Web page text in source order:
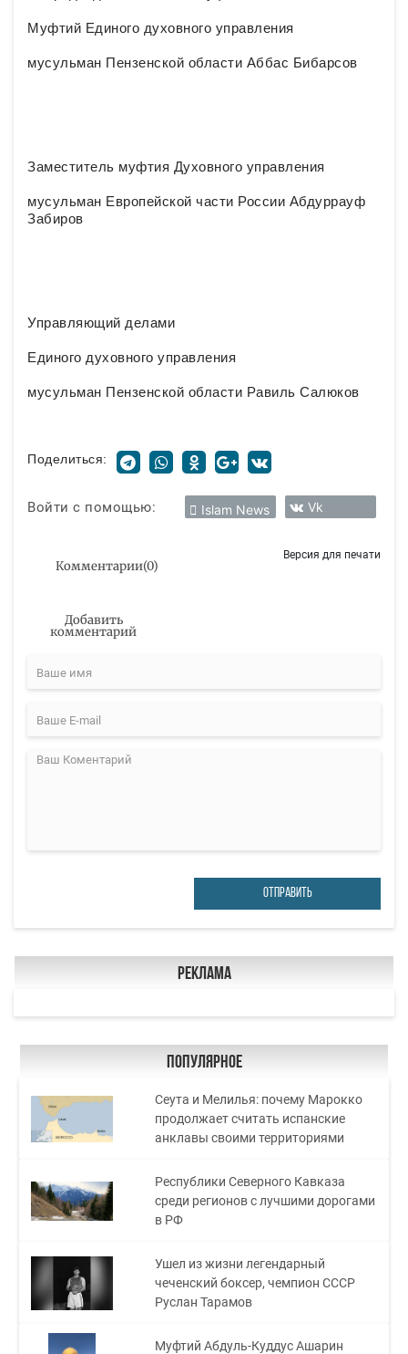
Муфтий Единого духовного управления
мусульман Пензенской области Аббас Бибарсов
Заместитель муфтия Духовного управления
мусульман Европейской части России Абдуррауф
Забиров
Управляющий делами
Единого духовного управления
мусульман Пензенской области Равиль Салюков
Поделиться:
Войти с помощью: Islam News Vk
Комментарии(0)
Версия для печати
Добавить
комментарий
ОТПРАВИТЬ
Реклама
Популярное
Сеута и Мелилья: почему Марокко
продолжает считать испанские
анклавы своими территориями
Республики Северного Кавказа
среди регионов с лучшими дорогами
в РФ
Ушел из жизни легендарный
чеченский боксер, чемпион СССР
Руслан Тарамов
Муфтий Абдуль-Куддус Ашарин